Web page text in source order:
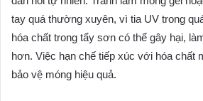
tay quá thường xuyên, vì tia UV trong
hóa chất trong tẩy sơn có thể gây hại,
hơn. Việc hạn chế tiếp xúc với hóa chất
bảo vệ móng hiệu quả.